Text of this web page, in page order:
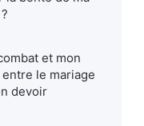
et mon
le mariage
devoir